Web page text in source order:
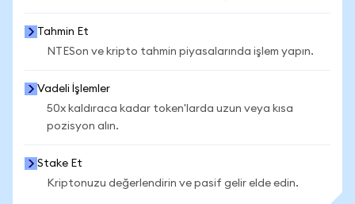
Tahmin Et
NTESon ve kripto tahmin piyasalarında işlem yapın.
Vadeli İşlemler
50x kaldıraca kadar token'larda uzun veya kısa
pozisyon alın.
Stake Et
Kriptonuzu değerlendirin ve pasif gelir elde edin.